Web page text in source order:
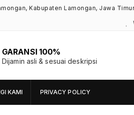
Kabupaten Lamongan, Jawa
GARANSI 100%
Dijamin asli & sesuai deskripsi
KAMI PRIVACY POLICY